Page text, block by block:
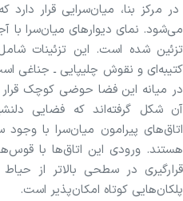
در مرکز بنا، میان‌سرایی قرار
می‌شود. نمای دیوار‌های میان‌سرا با
تزئین شده است. این تزئینات
کتیبه‌ای و نقوش چلیپایی ـ جناغی
در میانه این فضا حوضی کوچک
آن شکل گرفته‌اند که فضایی
اتاق‌های پیرامون میان‌سرا با
هستند. ورودی این اتاق‌ها با
قرارگیری در سطحی بالاتر از
پلکان‌هایی کوتاه امکان‌پذیر است.